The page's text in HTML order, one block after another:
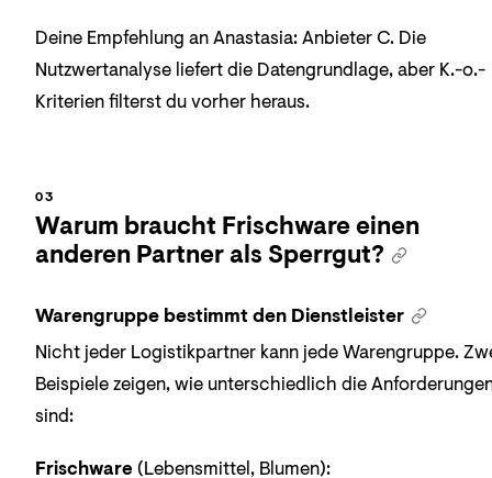
Deine Empfehlung an Anastasia: Anbieter C. Die
Nutzwertanalyse liefert die Datengrundlage, aber K.-o.-
Kriterien filterst du vorher heraus.
Warum braucht Frischware einen
anderen Partner als Sperrgut?
Warengruppe bestimmt den Dienstleister
Nicht jeder Logistikpartner kann jede Warengruppe.
Beispiele zeigen, wie unterschiedlich die
sind:
Frischware(Lebensmittel, Blumen):